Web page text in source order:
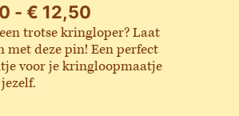
- € 12,50
€ 7,50
tot
€ 12,50
trotse kringloper? Laat
met deze pin! Een perfect
voor je kringloopmaatje